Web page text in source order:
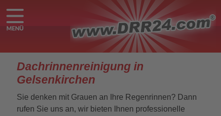
Dachrinnenreinigung in
Gelsenkirchen
Sie denken mit Grauen an Ihre Regenrinnen? Dann
rufen Sie uns an, wir bieten Ihnen professionelle